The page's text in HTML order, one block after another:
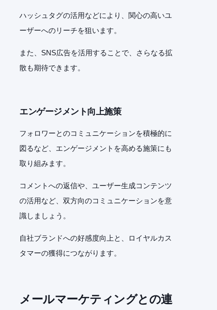
ハッシュタグの活用などにより、関心の高いユ
ーザーへのリーチを狙います。
また、 SNS広告を活用することで、さらなる拡
散も期待できます。
エンゲージメント向上施策
フォロワーとのコミュニケーションを積極的に
図るなど、エンゲージメントを高める施策にも
取り組みます。
コメントへの返信や、ユーザー生成コンテンツ
の活用など、双方向のコミュニケーションを意
識しましょう。
自社ブランドへの好感度向上と、ロイヤルカス
タマーの獲得につながります。
メールマーケティングとの連